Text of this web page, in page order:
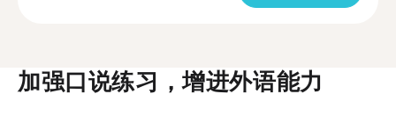
加强口说练习，增进外语能力